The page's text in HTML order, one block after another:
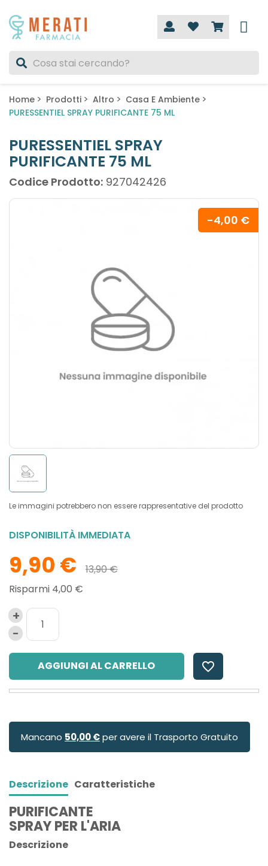
Home Prodotti Altro
Casa E Ambiente
PURESSENTIEL SPRAY PURIFICANTE 75 ML
PURESSENTIEL SPRAY
PURIFICANTE 75 ML
Codice Prodotto: 927042426
-4,00 €
Le immagini potrebbero non essere rappresentative del prodotto
DISPONIBILITÀ IMMEDIATA
9,90 €
13,90 €
Risparmi 4,00 €
AGGIUNGI AL CARRELLO favorite_border
Mancano 50,00 €per avere il Trasporto Gratuito
Descrizione Caratteristiche
PURIFICANTE
SPRAY PER L'ARIA
Descrizione